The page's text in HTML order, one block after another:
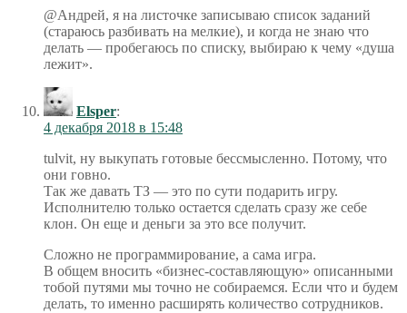
@Андрей, я на листочке записываю список заданий
(стараюсь разбивать на мелкие), и когда не знаю что
делать — пробегаюсь по списку, выбираю к чему «душа
лежит».
Elsper:
4 декабря 2018 в 15:48
tulvit, ну выкупать готовые бессмысленно. Потому, что
они говно.
Так же давать ТЗ — это по сути подарить игру.
Исполнителю только остается сделать сразу же себе
клон. Он еще и деньги за это все получит.
Сложно не программирование, а сама игра.
В общем вносить «бизнес-составляющую» описанными
тобой путями мы точно не собираемся. Если что и будем
делать, то именно расширять количество сотрудников.